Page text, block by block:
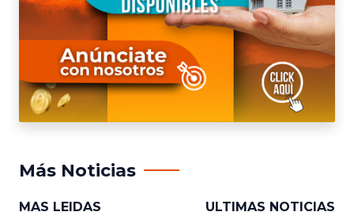
Más Noticias
MAS LEIDAS ULTIMAS NOTICIAS